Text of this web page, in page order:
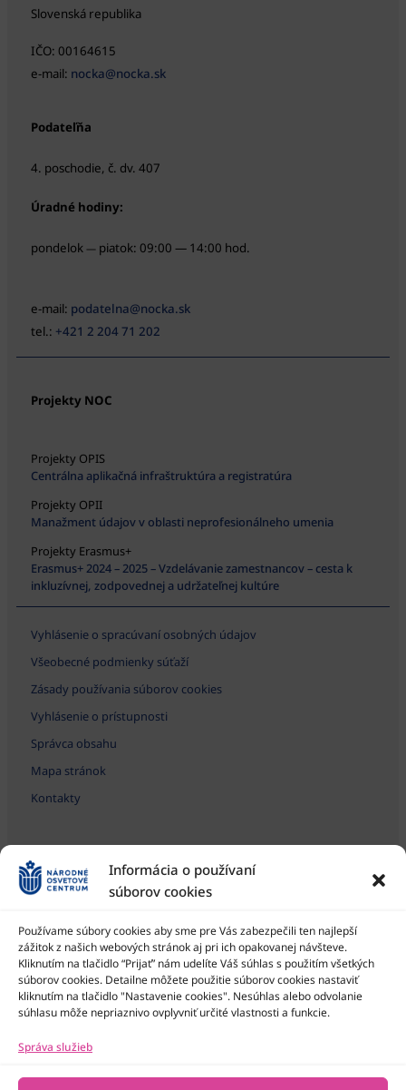
Informácia o používaní
súborov cookies
Používame súbory cookies aby sme pre Vás zabezpečili ten najlepší
zážitok z našich webových stránok aj pri ich opakovanej návšteve.
Kliknutím na tlačidlo “Prijať” nám udelíte Váš súhlas s použitím všetkých
súborov cookies. Detailne môžete použitie súborov cookies nastaviť
kliknutím na tlačidlo "Nastavenie cookies". Nesúhlas alebo odvolanie
súhlasu môže nepriaznivo ovplyvniť určité vlastnosti a funkcie.
Správa služieb
Slovenská republika
IČO: 00164615
e-mail: nocka@nocka.sk
Podateľňa
4. poschodie, č. dv. 407
Úradné hodiny:
pondelok — piatok: 09:00 — 14:00 hod.
e-mail: podatelna@nocka.sk
tel.: +421 2 204 71 202
Projekty NOC
Projekty OPIS
Centrálna aplikačná infraštruktúra a registratúra
Projekty OPII
Manažment údajov v oblasti neprofesionálneho umenia
Projekty Erasmus+
Erasmus+ 2024 – 2025 – Vzdelávanie zamestnancov – cesta k
inkluzívnej, zodpovednej a udržateľnej kultúre
Vyhlásenie o spracúvaní osobných údajov
Všeobecné podmienky súťaží
Zásady používania súborov cookies
Vyhlásenie o prístupnosti
Správca obsahu
Mapa stránok
Kontakty
Národné osvetové centrum je štátna príspevková organizácia
Ministerstva kultúry SR